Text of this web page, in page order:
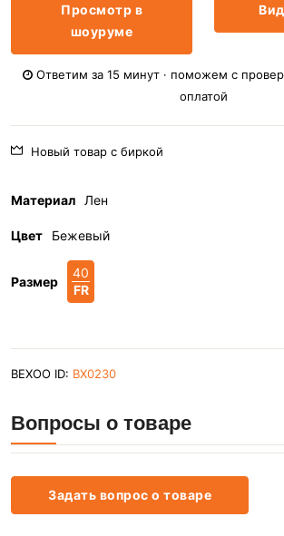
Просмотр в
шоуруме
Ответим за 15 минут · поможем с
оплатой
Новый товар с биркой
Материал Лен
Цвет Бежевый
Размер
40
FR
BEXOO ID: BX0230
Вопросы о товаре
Задать вопрос о товаре